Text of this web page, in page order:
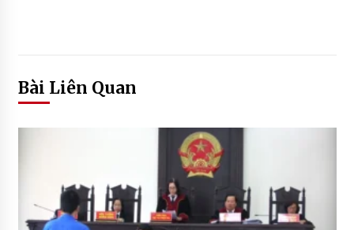
Bài Liên Quan